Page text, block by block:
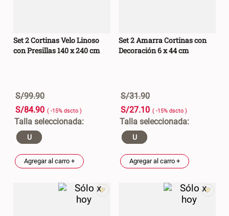
Set 2 Cortinas Velo Linoso
con Presillas 140 x 240 cm
S/99.90
S/84.90 ( -15% dscto )
U
Agregar al carro +
Set 2 Amarra Cortinas con
Decoración 6 x 44 cm
S/31.90
S/27.10 ( -15% dscto )
U
Agregar al carro +